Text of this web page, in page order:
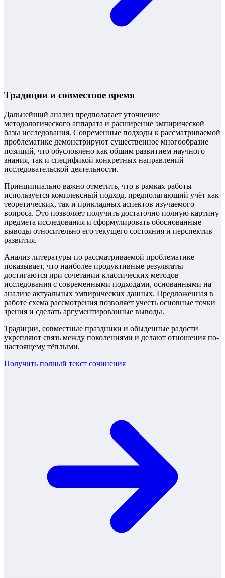
Традиции и совместное время
Дальнейший анализ предполагает уточнение
методологического аппарата и расширение эмпирической
базы исследования. Современные подходы к рассматриваемой
проблематике демонстрируют существенное многообразие
позиций, что обусловлено как общим развитием научного
знания, так и спецификой конкретных направлений
исследовательской деятельности.
Принципиально важно отметить, что в рамках работы
используется комплексный подход, предполагающий учёт как
теоретических, так и прикладных аспектов изучаемого
вопроса. Это позволяет получить достаточно полную картину
предмета исследования и сформулировать обоснованные
выводы относительно его текущего состояния и перспектив
развития.
Анализ литературы по рассматриваемой проблематике
показывает, что наиболее продуктивные результаты
достигаются при сочетании классических методов
исследования с современными подходами, основанными на
анализе актуальных эмпирических данных. Предложенная в
работе схема рассмотрения позволяет учесть основные точки
зрения и сделать аргументированные выводы.
Традиции, совместные праздники и обыденные радости
укрепляют связь между поколениями и делают отношения по-
настоящему тёплыми.
Получить полный текст сочинения